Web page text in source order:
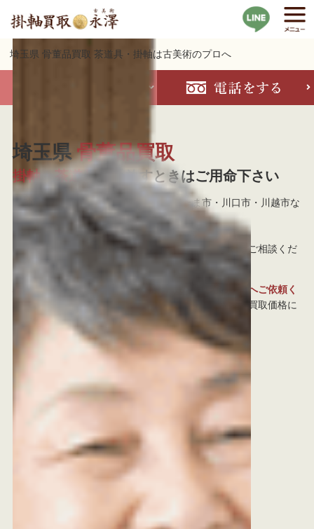
埼玉県 骨董品買取 茶道具・掛軸は古美術のプロへ
埼玉県骨董品買取
掛軸・茶道具を手放すときはご用命下さい
掛軸買取 古美術永澤では埼玉県（さいたま市・川口市・川越市な
ど）への出張を意欲的に行なっております。
当社は25年以上の実績がある古美術商です。
お急ぎの場合は当日のご訪問も可能ですので、まずはご相談くだ
さい。
埼玉県で掛軸を手放すときは実績多数の古美術のプロへご依頼く
他の買取専門店と査定額を比較して下さい。買取価格に
絶対の自信がございます。